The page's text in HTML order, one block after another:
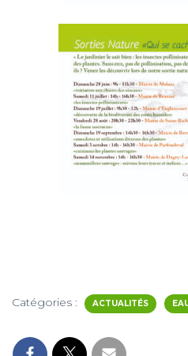
Catégories : ACTUALITÉS